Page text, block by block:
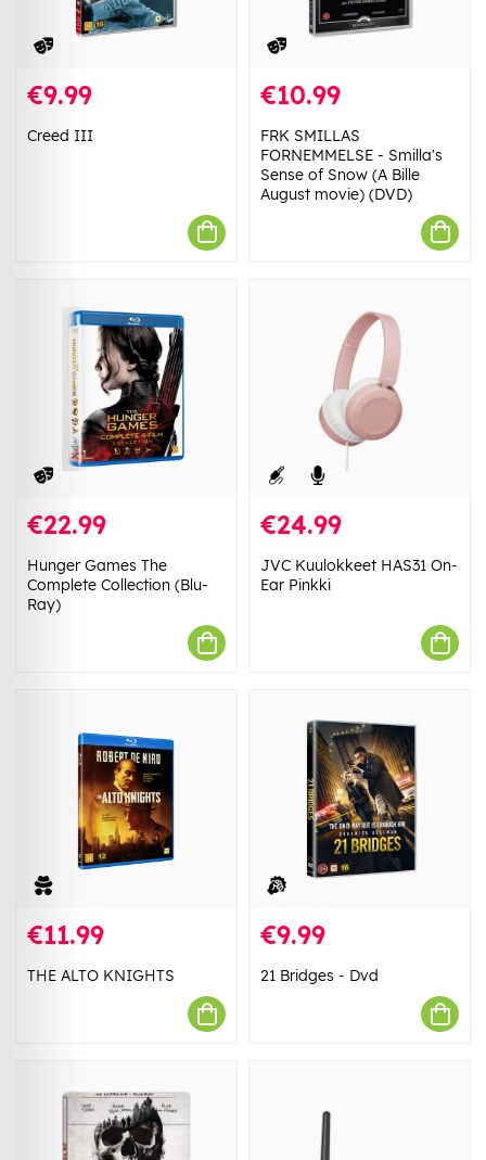
€9.99
Creed III
€10.99
FRK SMILLAS
FORNEMMELSE - Smilla's
Sense of Snow (A Bille
August movie) (DVD)
€22.99
Hunger Games The
Complete Collection (Blu-
Ray)
€24.99
JVC Kuulokkeet HAS31 On-
Ear Pinkki
€11.99
THE ALTO KNIGHTS
€9.99
21 Bridges - Dvd